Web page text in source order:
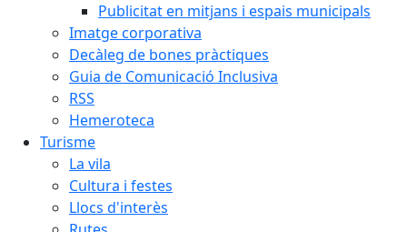
Publicitat en mitjans i espais municipals
Imatge corporativa
Decàleg de bones pràctiques
Guia de Comunicació Inclusiva
RSS
Hemeroteca
Turisme
La vila
Cultura i festes
Llocs d'interès